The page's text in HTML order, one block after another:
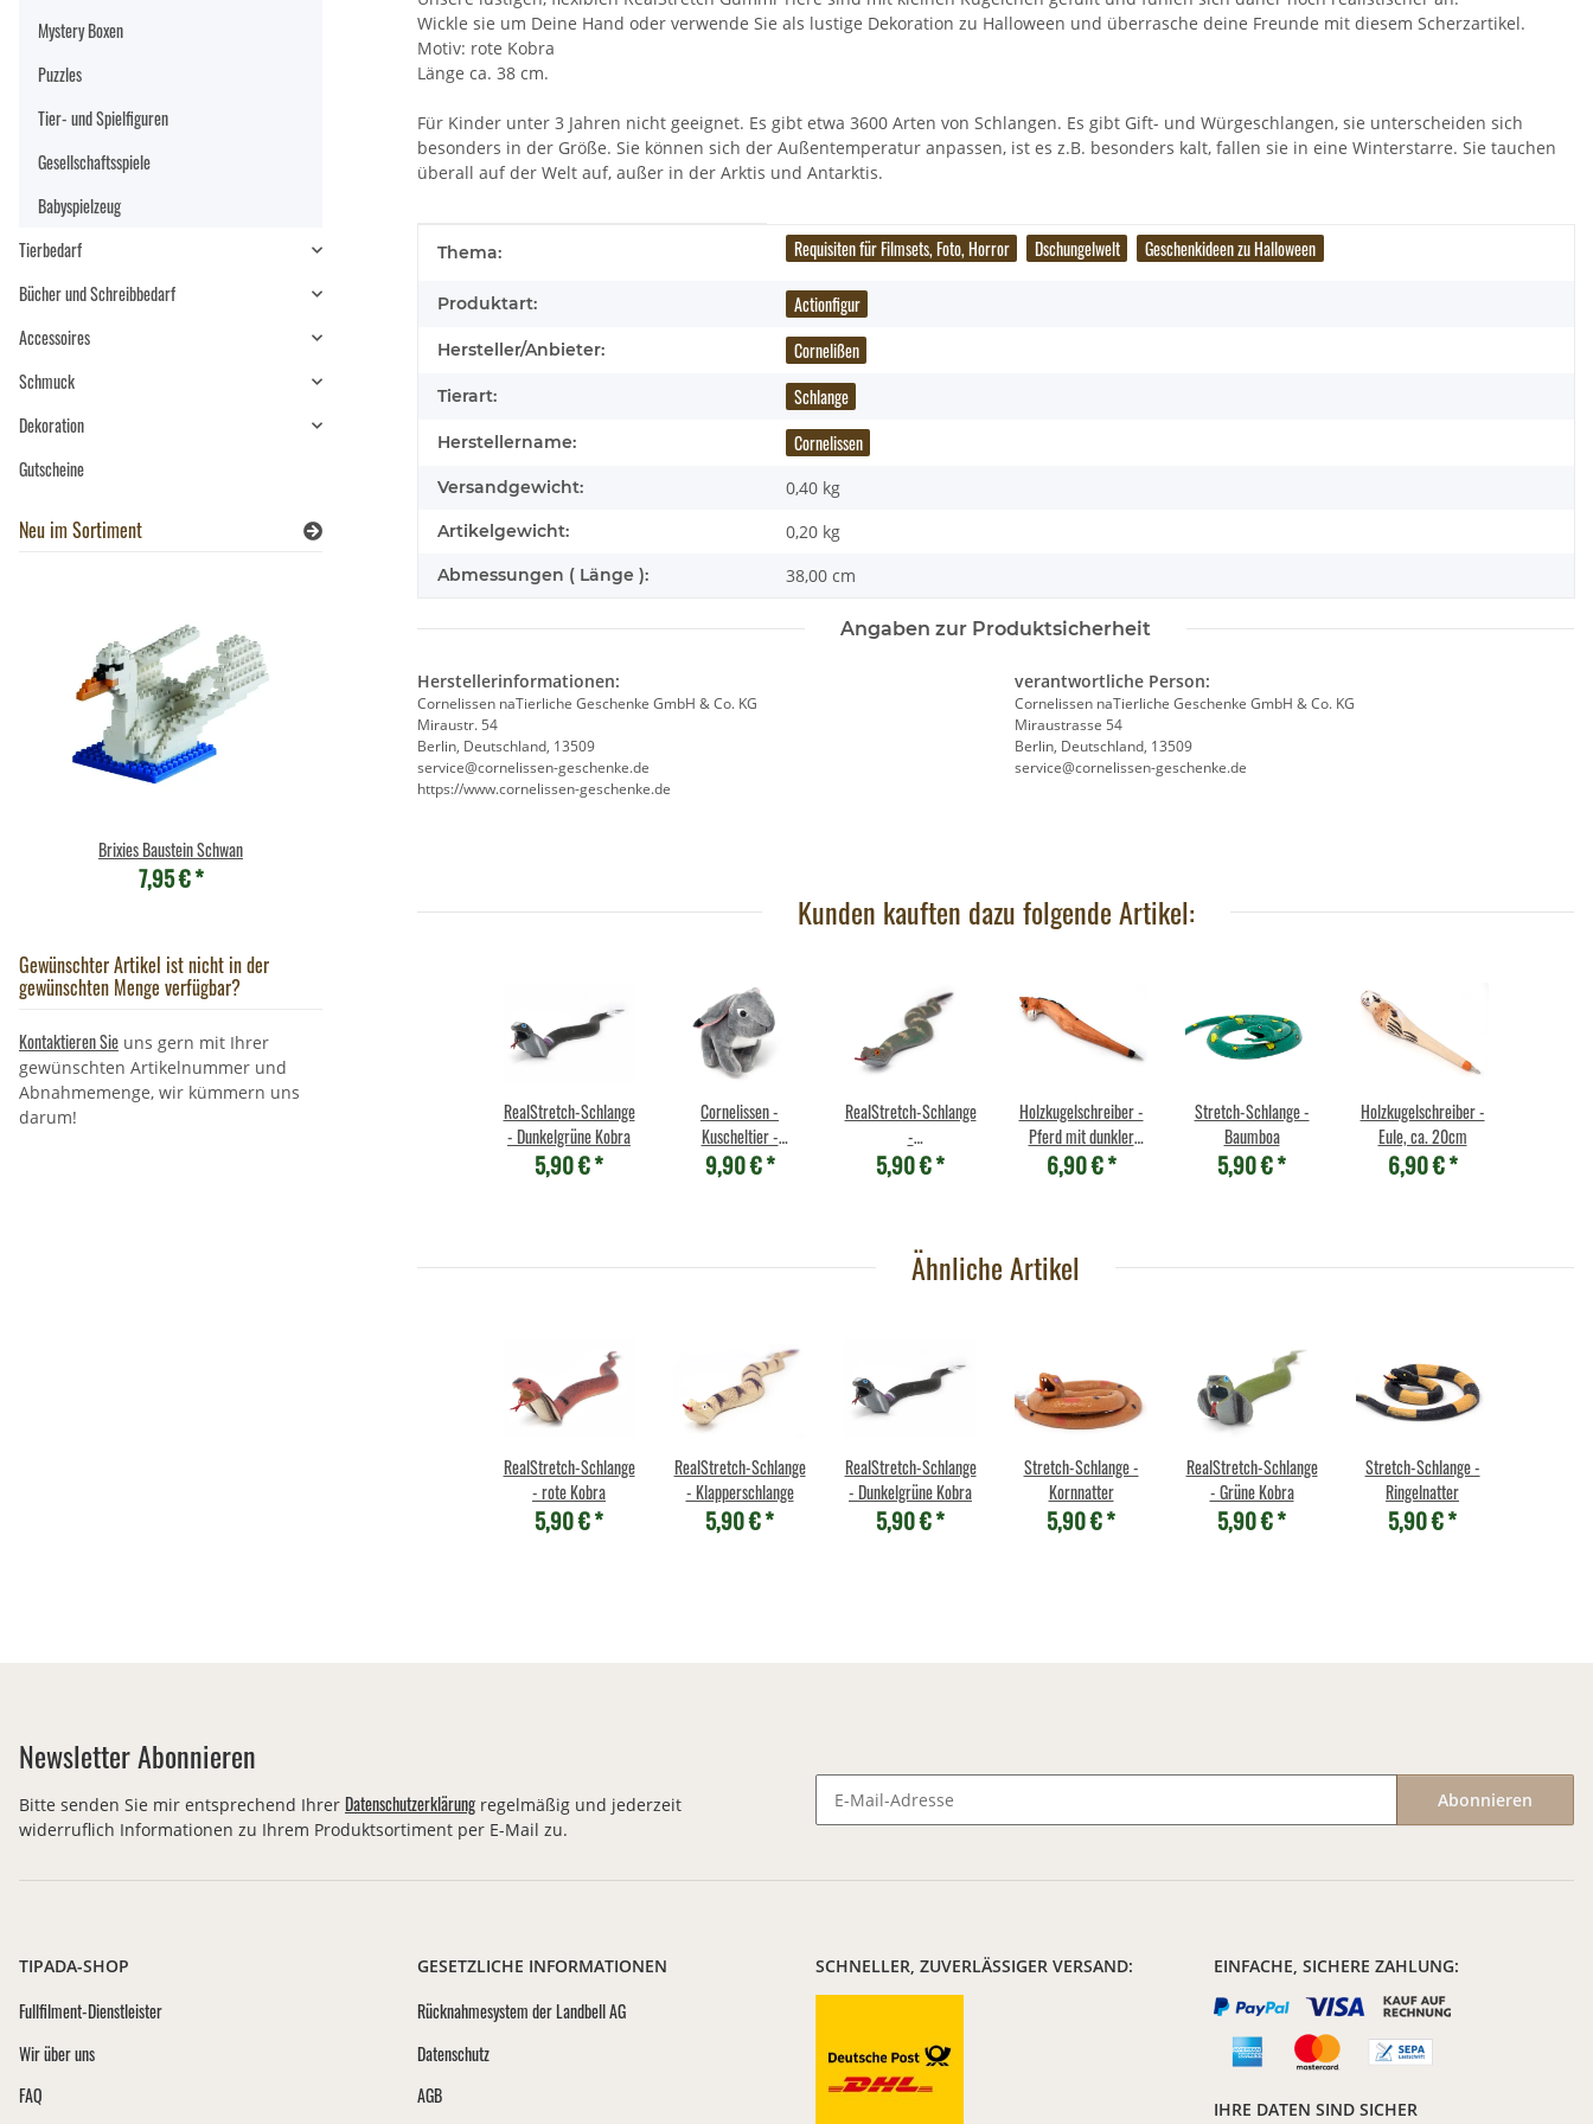
Wickle sie um Deine Hand oder verwende Sie als lustige Dekoration zu Halloween und überrasche deine Freunde mit diesem Scherzartikel.
Motiv: rote Kobra
Länge ca. 38 cm.
Für Kinder unter 3 Jahren nicht geeignet. Es gibt etwa 3600 Arten von Schlangen. Es gibt Gift- und Würgeschlangen, sie unterscheiden sich
besonders in der Größe. Sie können sich der Außentemperatur anpassen, ist es z.B. besonders kalt, fallen sie in eine Winterstarre. Sie tauchen
überall auf der Welt auf, außer in der Arktis und Antarktis.
Produkteigenschaft
Wert
Thema: Requisiten für Filmsets, Foto, Horror Dschungelwelt Geschenkideen zu Halloween
Produktart: Actionfigur
Hersteller/Anbieter: Cornelißen
Tierart: Schlange
Herstellername: Cornelissen
Versandgewicht: 0,40 kg
Artikelgewicht: 0,20 kg
Abmessungen ( Länge ): 38,00 cm
Angaben zur Produktsicherheit
Herstellerinformationen:
Cornelissen naTierliche Geschenke GmbH & Co. KG
Miraustr. 54
Berlin, Deutschland, 13509
service@cornelissen-geschenke.de
https://www.cornelissen-geschenke.de
verantwortliche Person:
Cornelissen naTierliche Geschenke GmbH & Co. KG
Miraustrasse 54
Berlin, Deutschland, 13509
service@cornelissen-geschenke.de
Kunden kauften dazu folgende Artikel:
RealStretch-Schlange
- Dunkelgrüne Kobra
5,90 €*
Cornelissen -
Kuscheltier -
Kaninchen mit
Hängeohren - 19 cm
9,90 €*
RealStretch-Schlange
-
Pazifikklapperschlange
5,90 €*
Holzkugelschreiber -
Pferd mit dunkler
Mähne, ca. 20cm
6,90 €*
Stretch-Schlange -
Baumboa
5,90 €*
Holzkugelschreiber -
Eule, ca. 20cm
6,90 €*
Ähnliche Artikel
RealStretch-Schlange
- rote Kobra
5,90 €*
RealStretch-Schlange
- Klapperschlange
5,90 €*
RealStretch-Schlange
- Dunkelgrüne Kobra
5,90 €*
Stretch-Schlange -
Kornnatter
5,90 €*
RealStretch-Schlange
- Grüne Kobra
5,90 €*
Stretch-Schlange -
Ringelnatter
5,90 €*
Mystery Boxen
Puzzles
Tier- und Spielfiguren
Gesellschaftsspiele
Babyspielzeug
Tierbedarf
Bücher und Schreibbedarf
Accessoires
Schmuck
Dekoration
Gutscheine
Neu im Sortiment
Brixies Baustein Schwan
7,95 €*
Gewünschter Artikel ist nicht in der
gewünschten Menge verfügbar?
Kontaktieren Sie uns gern mit Ihrer
gewünschten Artikelnummer und
Abnahmemenge, wir kümmern uns
darum!
Newsletter Abonnieren
Bitte senden Sie mir entsprechend Ihrer Datenschutzerklärung regelmäßig und jederzeit
widerruflich Informationen zu Ihrem Produktsortiment per E-Mail zu.
Abonnieren
TIPADA-SHOP
Fullfilment-Dienstleister
Wir über uns
FAQ
GESETZLICHE INFORMATIONEN
Rücknahmesystem der Landbell AG
Datenschutz
AGB
SCHNELLER, ZUVERLÄSSIGER VERSAND: EINFACHE, SICHERE ZAHLUNG:
IHRE DATEN SIND SICHER